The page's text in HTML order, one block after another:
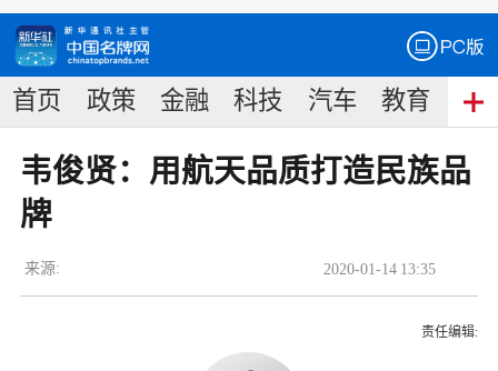
首页 政策 金融 科技 汽车 教育 食
韦俊贤：用航天品质打造民族品
牌
2020-01-14 13:35
来源:
责任编辑: